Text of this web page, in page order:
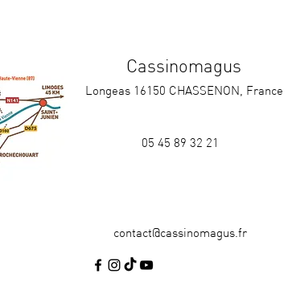
Cassinomagus
Longeas 16150 CHASSENON, France
05 45 89 32 21
contact@cassinomagus.fr